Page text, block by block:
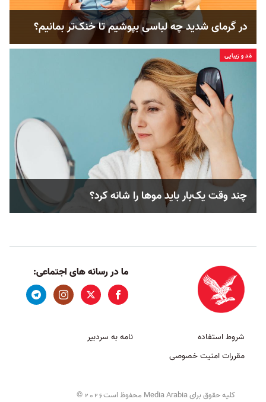
در گرمای شدید چه لباسی بپوشیم تا خنک‌تر بمانیم؟
مُد و زیبایی
چند وقت یک‌بار باید موها را شانه کرد؟
ما در رسانه های اجتماعی:
شروط استفاده
مقررات امنیت خصوصی
نامه به سردبیر
کلیه حقوق برای Media Arabia محفوظ است 2026
©